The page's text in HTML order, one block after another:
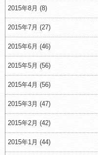
2015年8月 (8)
2015年7月 (27)
2015年6月 (46)
2015年5月 (56)
2015年4月 (56)
2015年3月 (47)
2015年2月 (42)
2015年1月 (44)